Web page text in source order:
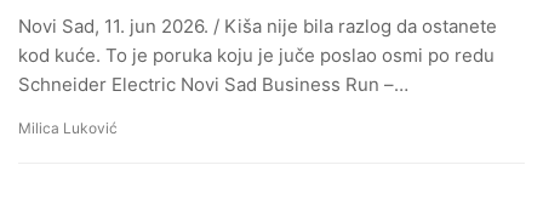
Novi Sad, 11. jun 2026. / Kiša nije bila razlog da ostanete
kod kuće. To je poruka koju je juče poslao osmi po redu
Schneider Electric Novi Sad Business Run –…
Milica Luković